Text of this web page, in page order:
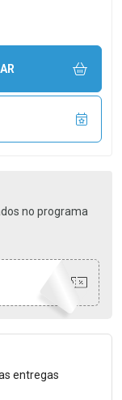
UNIDADE
no programa
entregas